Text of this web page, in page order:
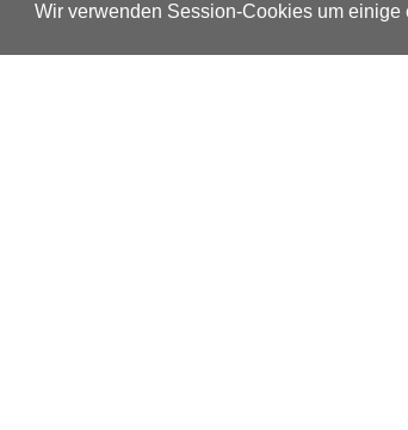
Wir verwenden Session-Cookies um